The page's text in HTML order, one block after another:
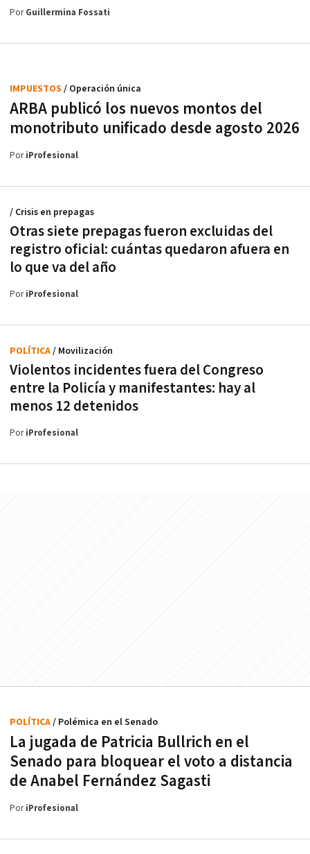
PorGuillermina Fossati
ARBA publicó los nuevos montos del
monotributo unificado desde agosto 2026
IMPUESTOS / Operación única
PoriProfesional
Otras siete prepagas fueron excluidas del
registro oficial: cuántas quedaron afuera en
lo que va del año
/ Crisis en prepagas
PoriProfesional
Violentos incidentes fuera del Congreso
entre la Policía y manifestantes: hay al
menos 12 detenidos
POLÍTICA/ Movilización
PoriProfesional
La jugada de Patricia Bullrich en el
Senado para bloquear el voto a distancia
de Anabel Fernández Sagasti
POLÍTICA/ Polémica en el Senado
PoriProfesional